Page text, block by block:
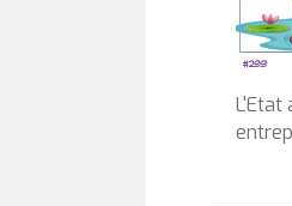
L'Etat